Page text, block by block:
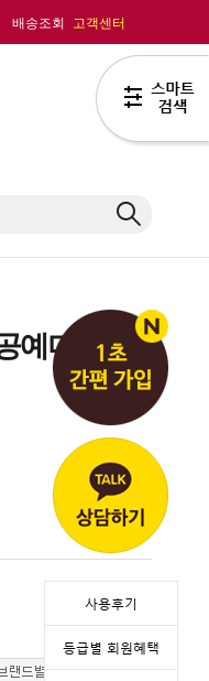
배송조회 고객센터
사용후기
등급별 회원혜택
예미